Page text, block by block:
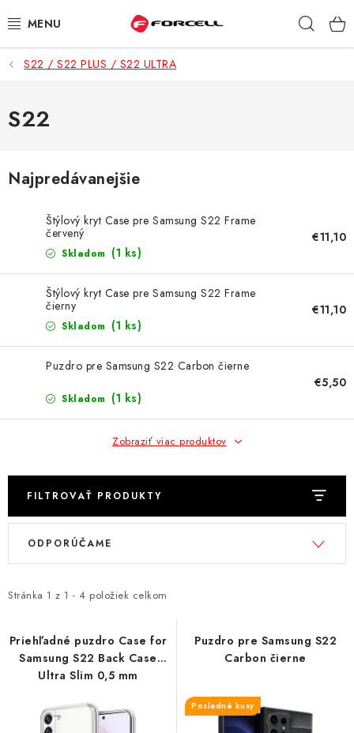
na
PUZDRÁ A OBALY
TVRDENÉ SKLÁ
NABÍJAČKY
DRŽIAKY NA MOBIL
BATÉRIE DO MOBILOV
ŠPORT A HOBBY
SLÚCHADLÁ, REPRODUKTORY A MIKROFÓNY
EXKLUZÍVNE ZNAČKY
TIPY NA DARČEKY
PAMÄŤOVÉ KARTY A DISKY
NÁRADIE A NÁHRADNÉ DIELY
PRÍSLUŠENSTVO K NOTEBOOKOM A PC
BATÉRIE VARTA
MULTIMÉDIÁ
S22 / S22 PLUS / S22 ULTRA
S22
Najpredávanejšie
Štýlový kryt Case pre Samsung S22 Frame
červený
Skladom (1 ks)
€11,10
Štýlový kryt Case pre Samsung S22 Frame
čierny
Skladom (1 ks)
€11,10
Puzdro pre Samsung S22 Carbon čierne
Skladom (1 ks)
€5,50
Zobraziť viac produktov
FILTROVAŤ PRODUKTY
V
i
p
Stránka 1 z 1 - 4 položiek celkom
R
e
i
ODPORÚČAME
Priehľadné puzdro Case for
Samsung S22 Back Case
Ultra Slim 0,5 mm
Puzdro pre Samsung S22
Carbon čierne
Posledné kusy